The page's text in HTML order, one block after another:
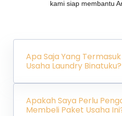
kami siap membantu
Apa Saja Yang
Usaha Laundry Binatuku?
Apakah Saya Perlu
Membeli Paket Usaha